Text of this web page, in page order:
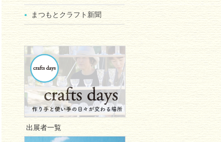
まつもとクラフト新聞
出展者一覧